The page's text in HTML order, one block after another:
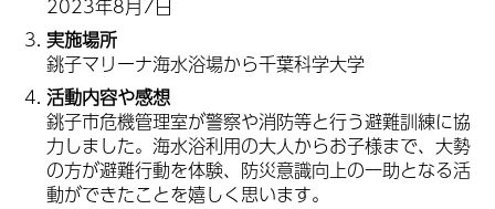
2023年8月7日
実施場所
銚子マリーナ海水浴場から千葉科学大学
活動内容や感想
銚子市危機管理室が警察や消防等と行う避難訓練に協
力しました。海水浴利用の大人からお子様まで、大勢
の方が避難行動を体験、防災意識向上の一助となる活
動ができたことを嬉しく思います。